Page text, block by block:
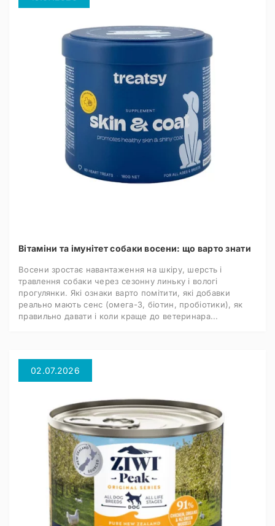
Вітаміни та імунітет собаки восени: що варто знати
Восени зростає навантаження на шкіру, шерсть і
травлення собаки через сезонну линьку і вологі
прогулянки. Які ознаки варто помітити, які добавки
реально мають сенс (омега-3, біотин, пробіотики), як
правильно давати і коли краще до ветеринара...
02.07.2026